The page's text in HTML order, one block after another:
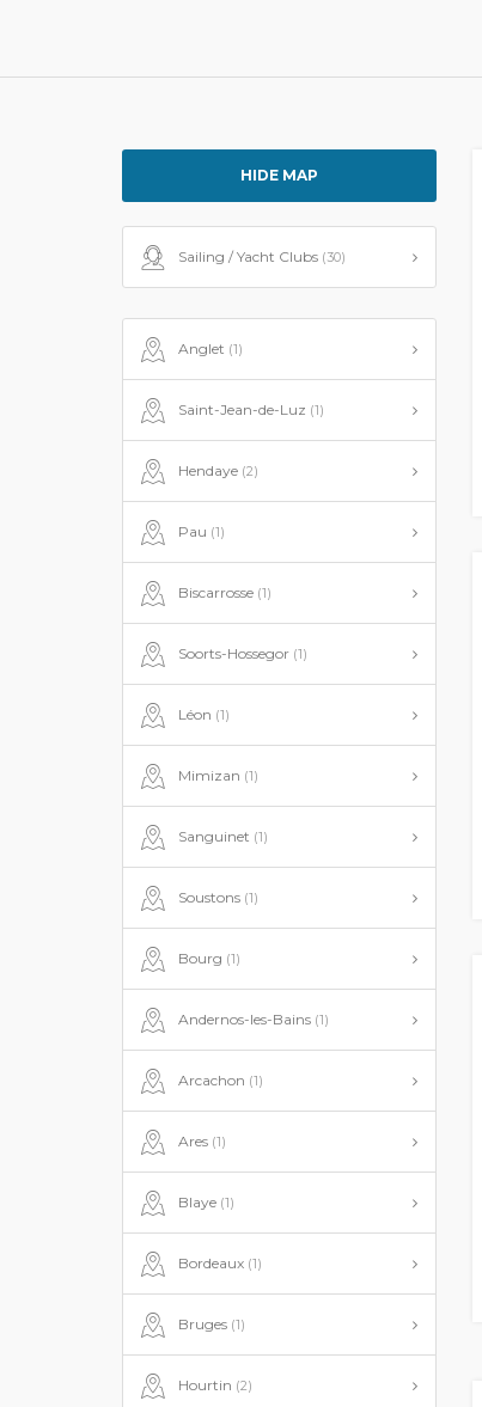
HIDE MAP
Sailing / Yacht Clubs (30)
Anglet (1)
Saint-Jean-de-Luz (1)
Hendaye (2)
Pau (1)
Biscarrosse (1)
Soorts-Hossegor (1)
Léon (1)
Mimizan (1)
Sanguinet (1)
Soustons (1)
Bourg (1)
Andernos-les-Bains (1)
Arcachon (1)
Ares (1)
Blaye (1)
Bordeaux (1)
Bruges (1)
Hourtin (2)